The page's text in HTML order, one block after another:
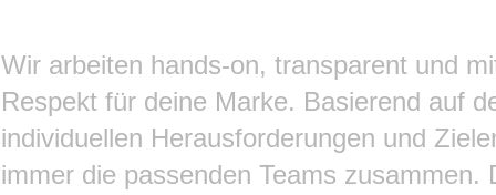
Wir arbeiten hands-on, transparent und
Respekt für deine Marke. Basierend auf
individuellen Herausforderungen und
immer die passenden Teams zusammen.